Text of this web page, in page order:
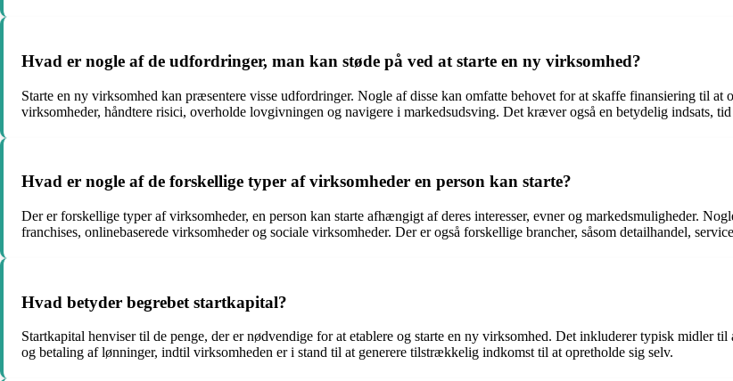
Hvad er nogle af de udfordringer, man kan støde på ved at starte en ny virksomhed?
Starte en ny virksomhed kan præsentere visse udfordringer. Nogle af disse kan omfatte behovet for at skaffe finansiering til at
virksomheder, håndtere risici, overholde lovgivningen og navigere i markedsudsving. Det kræver også en betydelig indsats,
Hvad er nogle af de forskellige typer af virksomheder en person kan starte?
Der er forskellige typer af virksomheder, en person kan starte afhængigt af deres interesser, evner og markedsmuligheder.
franchises, onlinebaserede virksomheder og sociale virksomheder. Der er også forskellige brancher, såsom detailhandel,
Hvad betyder begrebet startkapital?
Startkapital henviser til de penge, der er nødvendige for at etablere og starte en ny virksomhed. Det inkluderer typisk midler
og betaling af lønninger, indtil virksomheden er i stand til at generere tilstrækkelig indkomst til at opretholde sig selv.